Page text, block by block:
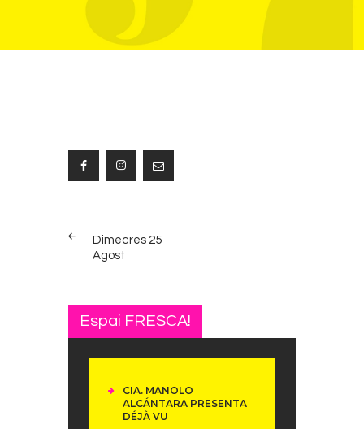
d'entrades
POST
Dimecres 25
Agost
Espai FRESCA!
CIA. MANOLO
ALCÁNTARA PRESENTA
DÉJÀ VU